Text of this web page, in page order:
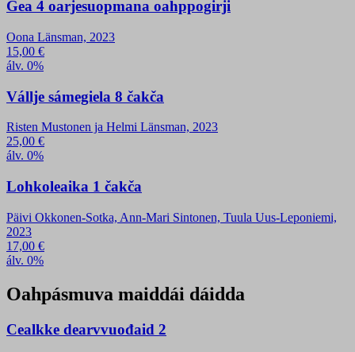
Gea 4 oarjesuopmana oahppogirji
Oona Länsman, 2023
15,00 €
álv. 0%
Vállje sámegiela 8 čakča
Risten Mustonen ja Helmi Länsman, 2023
25,00 €
álv. 0%
Lohkoleaika 1 čakča
Päivi Okkonen-Sotka, Ann-Mari Sintonen, Tuula Uus-Leponiemi,
2023
17,00 €
álv. 0%
Oahpásmuva maiddái dáidda
Cealkke dearvvuođaid 2